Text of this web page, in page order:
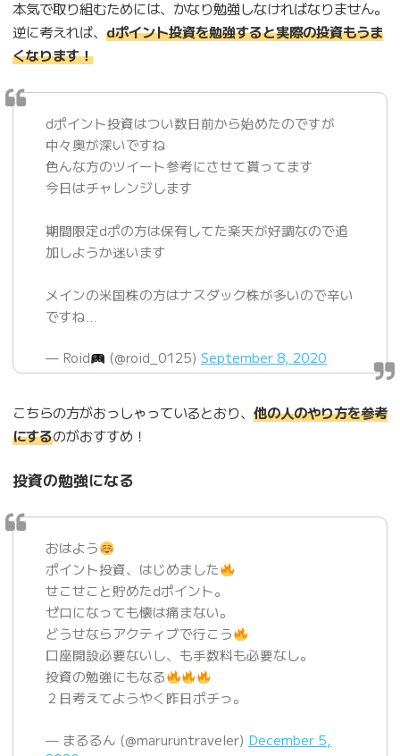
本気で取り組むためには、かなり勉強しなければなりません。
逆に考えれば、 dポイント投資を勉強すると実際の投資もうま
くなります！
dポイント投資はつい数日前から始めたのですが
中々奥が深いですね
色んな方のツイート参考にさせて貰ってます
今日はチャレンジします
期間限定dポの方は保有してた楽天が好調なので追
加しようか迷います
メインの米国株の方はナスダック株が多いので辛い
ですね…
— Roid (@roid_0125) September 8, 2020
こちらの方がおっしゃっているとおり、 他の人のやり方を参考
にするのがおすすめ！
投資の勉強になる
おはよう
ポイント投資、はじめました
せこせこと貯めたdポイント。
ゼロになっても懐は痛まない。
どうせならアクティブで行こう
口座開設必要ないし、も手数料も必要なし。
投資の勉強にもなる
２日考えてようやく昨日ポチっ。
— まるるん (@maruruntraveler) December 5,